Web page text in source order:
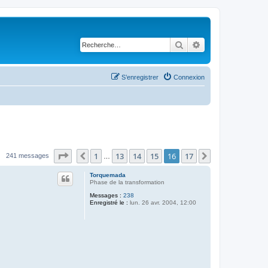
Rechercher
Connexion
S’enregistrer
241 messages Page 16 sur 17
Précédente
1 13 14 15 16 17
Torquemada
Phase de la transformation
Messages : 238
Enregistré le : lun. 26 avr. 2004, 12:00